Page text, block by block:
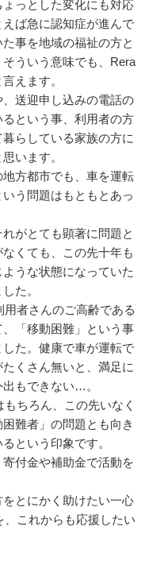
っとした変化にも対応
ば急に認知症が進んで
事を地域の福祉の方と
ういう意味でも、Rera
えます。
送迎申し込みの電話の
という事、利用者の方
らしている家族の方に
います。
方都市でも、車を運転
う問題はもともとあっ
がとても顕著に問題と
くても、この先十年も
うな状態になっていた
た。
者さんのご高齢である
「移動困難」という事
た。健康で車が運転で
くさん無いと、満足に
もできない…。
ちろん、この先いなく
難者」の問題とも向き
という印象です。
付金や補助金で活動を
とにかく助けたい一心
これからも応援したい